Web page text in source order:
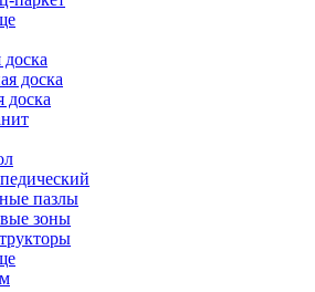
доска
доска
пазлы
зоны